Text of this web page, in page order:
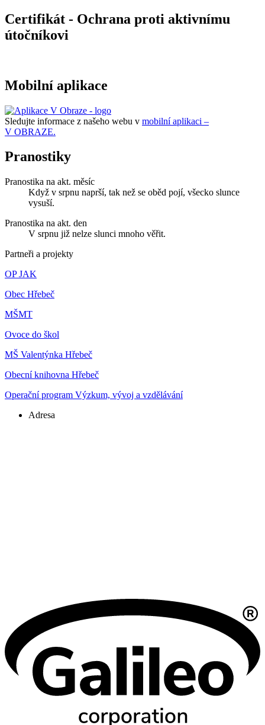
Certifikát - Ochrana proti aktivnímu
útočníkovi
Mobilní aplikace
Sledujte informace z našeho webu v mobilní aplikaci –
V OBRAZE.
Pranostiky
Pranostika na akt. měsíc
Když v srpnu naprší, tak než se oběd pojí, všecko slunce
vysuší.
Pranostika na akt. den
V srpnu již nelze slunci mnoho věřit.
Partneři a projekty
OP JAK
Obec Hřebeč
MŠMT
Ovoce do škol
MŠ Valentýnka Hřebeč
Obecní knihovna Hřebeč
Operační program Výzkum, vývoj a vzdělávání
Adresa